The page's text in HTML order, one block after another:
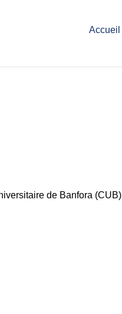
Accueil
de Banfora (CUB)